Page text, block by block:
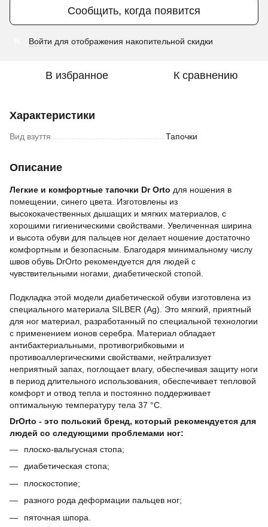
Сообщить, когда появится
Войти для отображения накопительной скидки
В избранное К сравнению
Характеристики
Вид взуття Тапочки
Описание
Легкие и комфортные тапочки Dr Orto для ношения в
помещении, синего цвета. Изготовлены из
высококачественных дышащих и мягких материалов, с
хорошими гигиеническими свойствами. Увеличенная ширина
и высота обуви для пальцев ног делает ношение достаточно
комфортным и безопасным. Благодаря минимальному числу
швов обувь DrOrto рекомендуется для людей с
чувствительными ногами, диабетической стопой.
Подкладка этой модели диабетической обуви изготовлена из
специального материала SILBER (Ag). Это мягкий, приятный
для ног материал, разработанный по специальной технологии
с применением ионов серебра. Материал обладает
антибактериальными, противогрибковыми и
противоаллергическими свойствами, нейтрализует
неприятный запах, поглощает влагу, обеспечивая защиту ноги
в период длительного использования, обеспечивает тепловой
комфорт и отвод тепла и постоянно поддерживает
оптимальную температуру тела 37 °С.
DrOrto - это польский бренд, который рекомендуется для
людей со следующими проблемами ног:
плоско-вальгусная стопа;
диабетическая стопа;
плоскостопие;
разного рода деформации пальцев ног;
пяточная шпора.